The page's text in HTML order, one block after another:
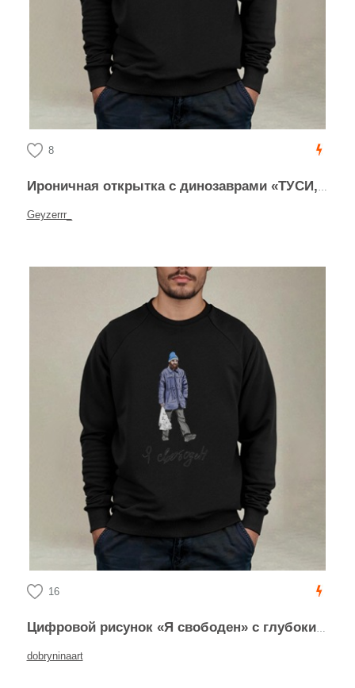
8
Ироничная открытка с динозаврами «ТУСИ, ПОКА НЕ ВЫМЕР!»
Geyzerrr_
16
Цифровой рисунок «Я свободен» с глубоким смыслом
dobryninaart